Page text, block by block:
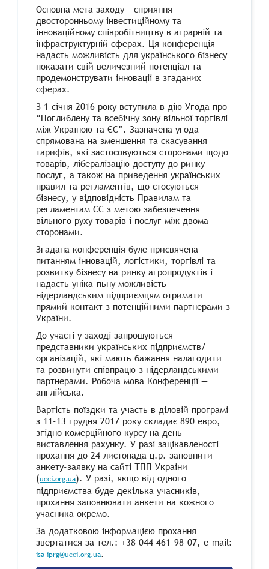
Основна мета заходу – сприяння
двосторонньому iнвестицiйному та
iнновацiйному спiвробiтництву в аграрнiй та
iнфраструктурнiй сферах. Ця конференцiя
надасть можливiсть для українського бiзнесу
показати свiй величезний потенцiал та
продемонструвати iнновацii в згаданих
сферах.
З 1 сiчня 2016 року вступила в дiю Угода про
“Поглиблену та всебiчну зону вiльної торгiвлi
мiж Україною та ЄС”. Зазначена угода
спрямована на зменшення та скасування
тарифiв, якi застосовуються сторонами щодо
товарів, лiбералiзацiю доступу до ринку
послуг, а також на приведення українських
правил та регламентiв, що стосуються
бiзнесу, у вiдповiднiсть Правилам та
регламентам ЄС з метою забезпечення
вiльного руху товарів і послуг мiж двома
сторонами.
Згадана конференцiя буле присвячена
питанням iнновацiй, логiстики, торгiвлi та
розвитку бiзнесу на ринку агропродуктiв i
надасть унiка-пьну можливiсть
нiдерландським пiдприємцям отримати
прямий контакт з потенцiйними партнерами з
України.
До участi у заходi запрошуються
представники українських пiдприємств/
органiзацiй, якi мають бажання налагодити
та розвинути спiвпрацю з нiдерландськими
партнерами. Робоча мова Конференцiї —
англiйська.
Вартість поїздки та участь в дiловiй програмi
з 11-13 грудня 2017 року складає 890 евро,
згiдно комерцiйного курсу на день
виставлення рахунку. У разi зацiкавленостi
прохання до 24 листопада ц.р. заповнити
анкету-заявку на сайтi ТПП Украiни
(ucci.org.ua). У разi, якщо вiд одного
пiдприємства буде декiлька учасникiв,
прохання заповнювати анкети на кожного
учасника окремо.
За додатковою iнформацiєю прохання
звертатися за тел.: +38 044 461-98-07, e-mail:
isa-iprg@ucci.org.ua.